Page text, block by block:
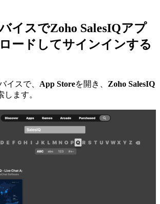
イスでZoho SalesIQアプ
ードしてサインインする
イスで、 App Storeを開き、 Zoho SalesIQ
します。